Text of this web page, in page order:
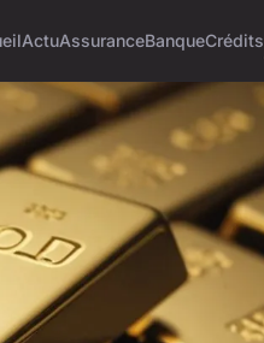
ActuAssuranceBanqueCrédits